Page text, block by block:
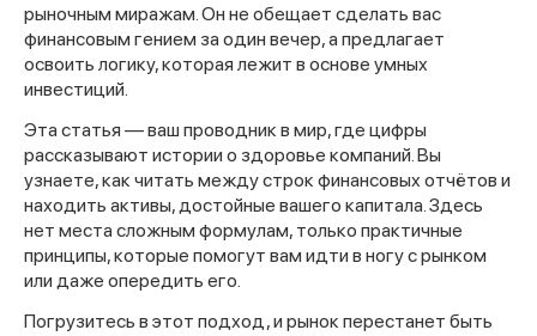
рыночным миражам. Он не обещает сделать вас
финансовым гением за один вечер, а предлагает
освоить логику, которая лежит в основе умных
инвестиций.
Эта статья — ваш проводник в мир, где цифры
рассказывают истории о здоровье компаний. Вы
узнаете, как читать между строк финансовых отчётов и
находить активы, достойные вашего капитала. Здесь
нет места сложным формулам, только практичные
принципы, которые помогут вам идти в ногу с рынком
или даже опередить его.
Погрузитесь в этот подход, и рынок перестанет быть